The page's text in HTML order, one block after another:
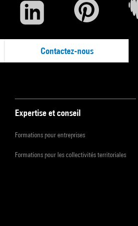
Contactez-nous
Expertise et conseil
Formations pour entreprises
Formations pour les collectivités territoriales